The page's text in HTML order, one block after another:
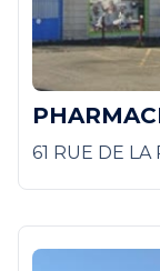
61 RUE DE LA